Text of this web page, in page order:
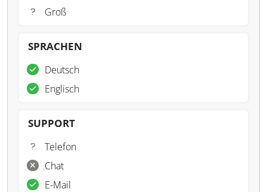
Groß
SPRACHEN
Deutsch
Englisch
SUPPORT
Telefon
Chat
E-Mail